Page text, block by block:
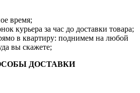
время;
курьера за час до доставки товара;
в квартиру: поднимем на любой
вы скажете;
ДОСТАВКИ